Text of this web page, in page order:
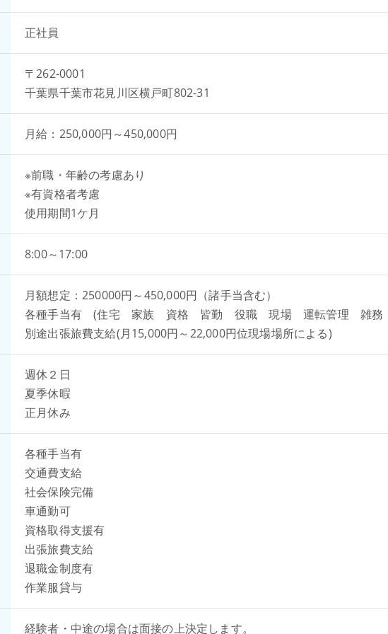
正社員
〒262-0001
千葉県千葉市花見川区横戸町802-31
月給：250,000円～450,000円
※前職・年齢の考慮あり
※有資格者考慮
使用期間1ケ月
8:00～17:00
月額想定：250000円～450,000円（諸手当含む）
各種手当有 (住宅 家族 資格 皆勤 役職 現場 運転管理 雑
別途出張旅費支給(月15,000円～22,000円位現場場所による)
週休２日
夏季休暇
正月休み
各種手当有
交通費支給
社会保険完備
車通勤可
資格取得支援有
出張旅費支給
退職金制度有
作業服貸与
経験者・中途の場合は面接の上決定します。